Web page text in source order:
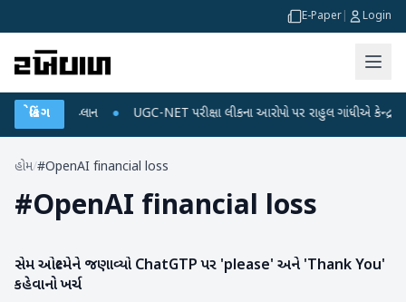
E-Paper Login
બ્રેકિંગ
અને ડેટા પ્લાન ● UGC-NET પરીક્ષા લીકના આરોપો પર રાહુલ ગાંધીએ કેન્દ્ર પર
હોમ/#OpenAI financial loss
#OpenAI financial loss
ગેજેટ
સેમ ઓલ્ટમેને જણાવ્યો ChatGTP પર 'please' અને 'Thank You'
કહેવાનો ખર્ચ